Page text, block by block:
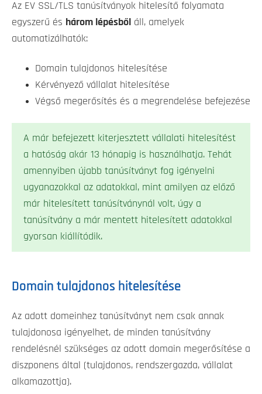
Az EV SSL/TLS tanúsítványok hitelesítő folyamata
egyszerű és három lépésből áll, amelyek
automatizálhatók:
Domain tulajdonos hitelesítése
Kérvényező vállalat hitelesítése
Végső megerősítés és a megrendelése befejezése
A már befejezett kiterjesztett vállalati hitelesítést
a hatóság akár 13 hónapig is használhatja. Tehát
amennyiben újabb tanúsítványt fog igényelni
ugyanazokkal az adatokkal, mint amilyen az előző
már hitelesített tanúsítványnál volt, úgy a
tanúsítvány a már mentett hitelesített adatokkal
gyorsan kiállítódik.
Domain tulajdonos hitelesítése
Az adott domeinhez tanúsítványt nem csak annak
tulajdonosa igényelhet, de minden tanúsítvány
rendelésnél szükséges az adott domain megerősítése a
diszponens által (tulajdonos, rendszergazda, vállalat
alkamazottja).